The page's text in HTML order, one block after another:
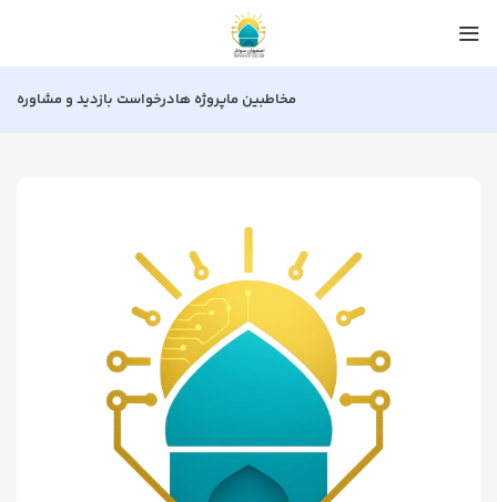
مخاطبین ماپروژه هادرخواست بازدید و مشاوره